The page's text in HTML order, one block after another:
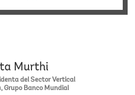
Murthi
del Sector Vertical
Grupo Banco Mundial